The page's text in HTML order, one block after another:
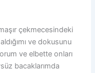
çekmecesindeki
ve dokusunu
ve elbette onları
bacaklarımda